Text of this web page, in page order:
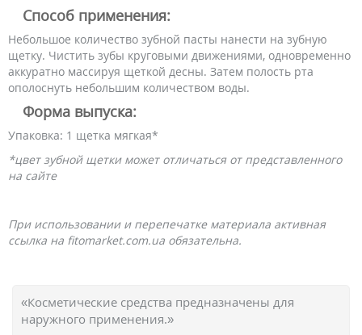
Способ применения:
Небольшое количество зубной пасты нанести на зубную
щетку. Чистить зубы круговыми движениями, одновременно
аккуратно массируя щеткой десны. Затем полость рта
ополоснуть небольшим количеством воды.
Форма выпуска:
Упаковка: 1 щетка мягкая*
*цвет зубной щетки может отличаться от представленного
на сайте
При использовании и перепечатке материала активная
ссылка на fitomarket.com.ua обязательна.
«Косметические средства предназначены для
наружного применения.»